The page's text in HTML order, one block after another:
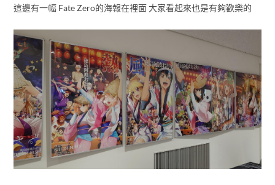
這邊有一幅 Fate Zero的海報在裡面 大家看起來也是有夠歡樂的